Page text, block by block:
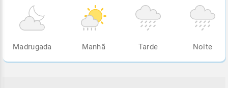
Madrugada Manhã Tarde Noite